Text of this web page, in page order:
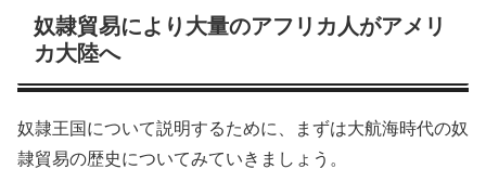
奴隷貿易により大量のアフリカ人がアメリ
カ大陸へ
奴隷王国について説明するために、まずは大航海時代の奴
隷貿易の歴史についてみていきましょう。